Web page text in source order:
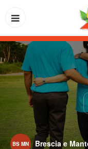
BS MN Brescia e